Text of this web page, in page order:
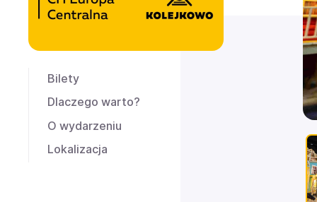
Bilety
Dlaczego warto?
O wydarzeniu
Lokalizacja